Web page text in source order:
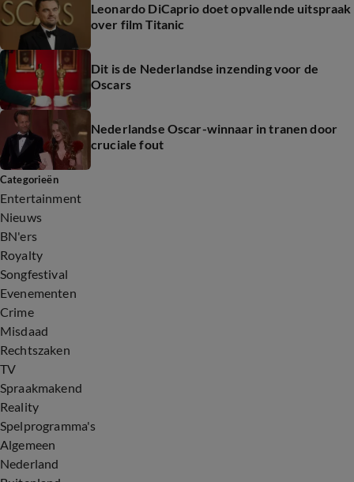
Leonardo DiCaprio doet opvallende uitspraak
over film Titanic
Dit is de Nederlandse inzending voor de
Oscars
Nederlandse Oscar-winnaar in tranen door
cruciale fout
Categorieën
Entertainment
Nieuws
BN'ers
Royalty
Songfestival
Evenementen
Crime
Misdaad
Rechtszaken
TV
Spraakmakend
Reality
Spelprogramma's
Algemeen
Nederland